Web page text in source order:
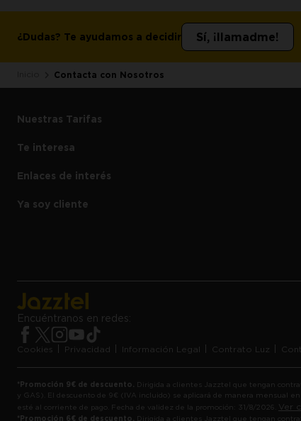
¿Dudas? Te ayudamos a decidir Sí, ¡llamadme!
Contacta con Nosotros
Nuestras Tarifas
Tarifa de GAS
Tarifa de LUZ segunda Vivienda
Te interesa
Compara tu factura de luz
Enlaces de interés
Contacta con Nosotros
Ya soy cliente
Encuéntranos en redes:
Cookies Privacidad Información Legal Contrato Luz
*Promoción 9€ de descuento.
Dirigida a clientes Jazztel que tengan
y GAS). El descuento de 9€ (IVA incluido) se aplicará de manera mensual
esté al corriente de pago. Fecha de validez de la promoción: 31/8/2026. Ver
*Promoción 6€ de descuento. Dirigida a clientes Jazztel que tengan